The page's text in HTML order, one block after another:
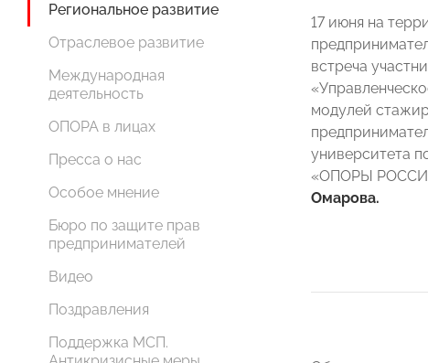
Региональное развитие
Отраслевое развитие
Международная
деятельность
ОПОРА в лицах
Пресса о нас
Особое мнение
Бюро по защите прав
предпринимателей
Видео
Поздравления
Поддержка МСП.
17 июня на
встреча
модулей
университета
«ОПОРЫ
Омарова.